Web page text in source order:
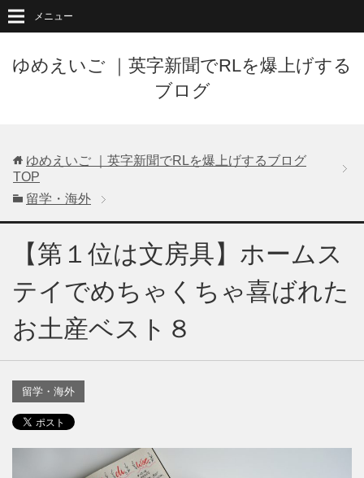
ゆめえいご ｜英字新聞でRLを爆上げする
ブログ
メニュー
ゆめえいご ｜英字新聞でRLを爆上げするブログ
TOP
留学・海外
【第１位は文房具】ホームス
テイでめちゃくちゃ喜ばれた
お土産ベスト８
留学・海外